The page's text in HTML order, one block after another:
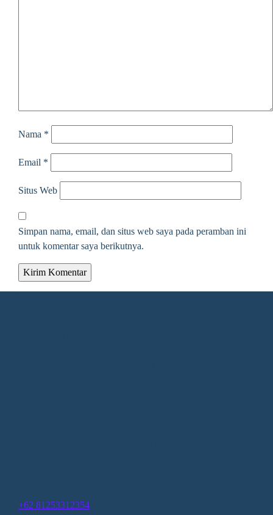
Nama *
Email *
Situs Web
Simpan nama, email, dan situs web saya pada peramban ini
untuk komentar saya berikutnya.
+62 81253312354